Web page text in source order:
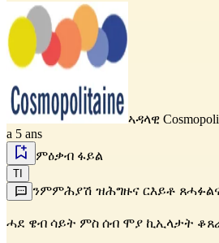
ኣዳላዊ
a 5 ans
ምዕቃብ ፋይል
TI
ንምምሕያሽ ዝሕግዙና ርእይቶ
ሓደ ዌብ ሳይት ምስ ሰብ ሞያ ኪኢላታት